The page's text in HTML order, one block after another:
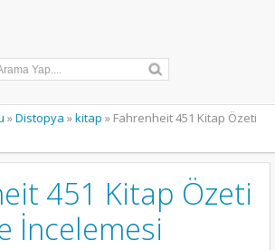
»Distopya »kitap » Fahrenheit 451 Kitap Özeti
451 Kitap Özeti
İncelemesi